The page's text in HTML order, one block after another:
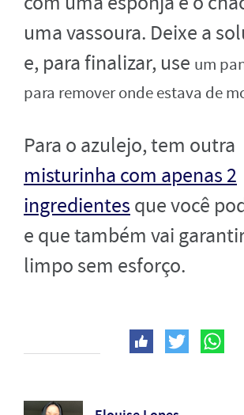
uma vassoura. Deixe a
e, para finalizar, use um
para remover onde estava de
Para o azulejo, tem outra
misturinha com apenas 2
ingredientes que você
e que também vai
limpo sem esforço.